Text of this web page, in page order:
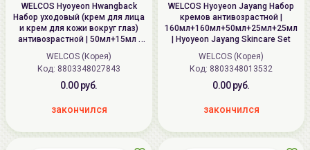
WELCOS Hyoyeon Hwangback
Набор уходовый (крем для лица
и крем для кожи вокруг глаз)
антивозрастной | 50мл+15мл |
Hyoyeon Hwangback Firming
Cream Set
WELCOS (Корея)
Код: 8803348027843
0.00 руб.
закончился
WELCOS Hyoyeon Jayang Набор
кремов антивозрастной |
| Hyoyeon Jayang Skincare Set
WELCOS (Корея)
Код: 8803348013532
0.00 руб.
закончился